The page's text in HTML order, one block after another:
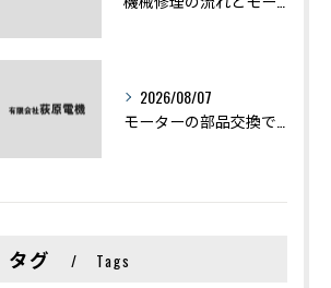
2026/08/07
タグ Tags